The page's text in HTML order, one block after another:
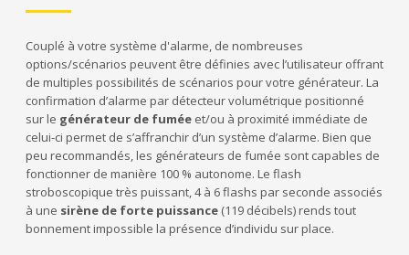
Couplé à votre système d'alarme, de nombreuses
options/scénarios peuvent être définies avec l’utilisateur offrant
de multiples possibilités de scénarios pour votre générateur. La
confirmation d’alarme par détecteur volumétrique positionné
sur le générateur de fuméeet/ou à proximité immédiate de
celui-ci permet de s’affranchir d’un système d’alarme. Bien que
peu recommandés, les générateurs de fumée sont capables de
fonctionner de manière 100 % autonome. Le flash
stroboscopique très puissant, 4 à 6 flashs par seconde associés
à une sirène de forte puissance(119 décibels) rends tout
bonnement impossible la présence d’individu sur place.